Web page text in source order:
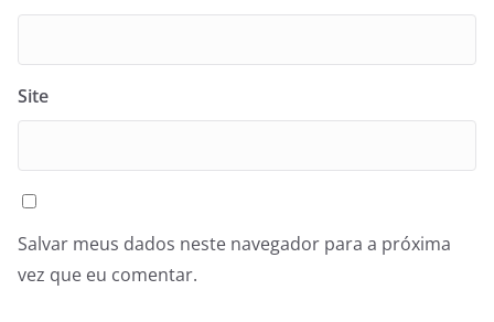
Site
Salvar meus dados neste navegador para a próxima
vez que eu comentar.